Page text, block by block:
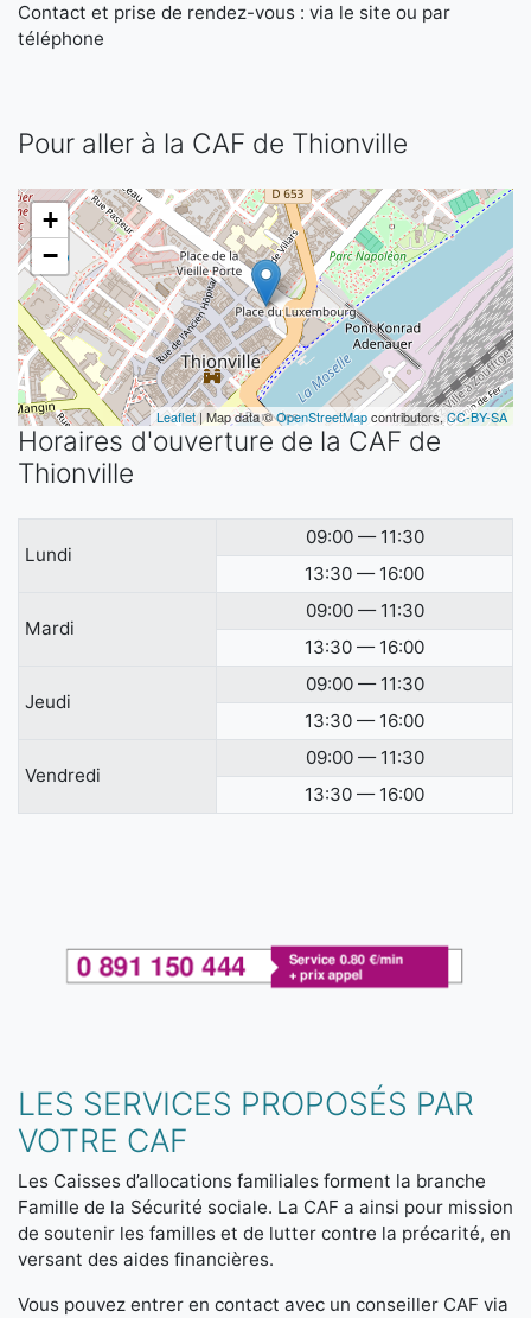
Contact et prise de rendez-vous : via le site ou par
téléphone
Pour aller à la CAF de Thionville
+
−
Leaflet| Map data ©OpenStreetMapcontributors,CC-BY-SA
Horaires d'ouverture de la CAF de
Thionville
Lundi
09:00 — 11:30
13:30 — 16:00
Mardi
09:00 — 11:30
13:30 — 16:00
Jeudi
09:00 — 11:30
13:30 — 16:00
Vendredi
09:00 — 11:30
13:30 — 16:00
LES SERVICES PROPOSÉS PAR
VOTRE CAF
Les Caisses d’allocations familiales forment la branche
Famille de la Sécurité sociale. La CAF a ainsi pour mission
de soutenir les familles et de lutter contre la précarité, en
versant des aides financières.
Vous pouvez entrer en contact avec un conseiller CAF via